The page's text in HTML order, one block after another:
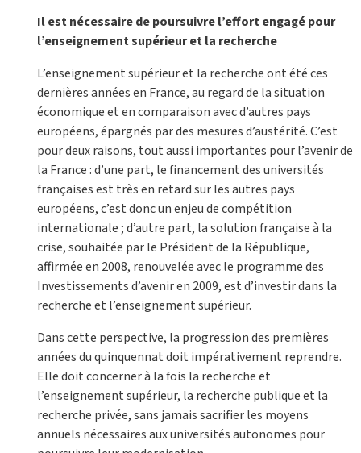
Il est nécessaire de poursuivre l’effort engagé pour
l’enseignement supérieur et la recherche
L’enseignement supérieur et la recherche ont été ces
dernières années en France, au regard de la situation
économique et en comparaison avec d’autres pays
européens, épargnés par des mesures d’austérité. C’est
pour deux raisons, tout aussi importantes pour l’avenir de
la France : d’une part, le financement des universités
françaises est très en retard sur les autres pays
européens, c’est donc un enjeu de compétition
internationale ; d’autre part, la solution française à la
crise, souhaitée par le Président de la République,
affirmée en 2008, renouvelée avec le programme des
Investissements d’avenir en 2009, est d’investir dans la
recherche et l’enseignement supérieur.
Dans cette perspective, la progression des premières
années du quinquennat doit impérativement reprendre.
Elle doit concerner à la fois la recherche et
l’enseignement supérieur, la recherche publique et la
recherche privée, sans jamais sacrifier les moyens
annuels nécessaires aux universités autonomes pour